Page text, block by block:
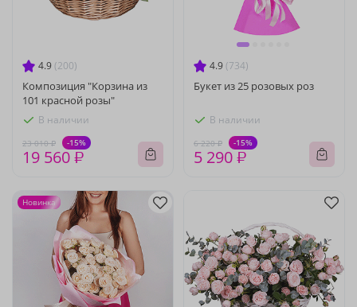
4.9 (200)
Композиция "Корзина из
101 красной розы"
В наличии
23 010 ₽ -15%
19 560 ₽
4.9 (734)
Букет из 25 розовых роз
В наличии
6 220 ₽ -15%
5 290 ₽
Новинка